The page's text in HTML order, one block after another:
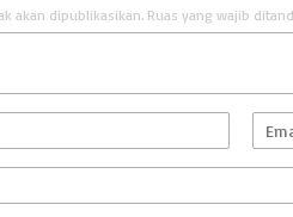
akan dipublikasikan. Ruas yang wajib